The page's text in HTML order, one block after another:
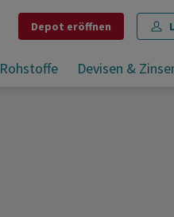
Depot eröffnen
Rohstoffe Devisen &
Drucken Kommentare